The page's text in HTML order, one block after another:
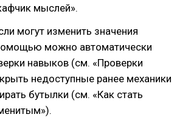
мыслей».
могут изменить значения
можно автоматически
навыков (см. «Проверки
недоступные ранее механики
бутылки (см. «Как стать